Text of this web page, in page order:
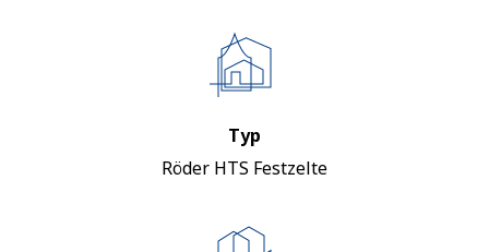
Typ
Röder HTS Festzelte